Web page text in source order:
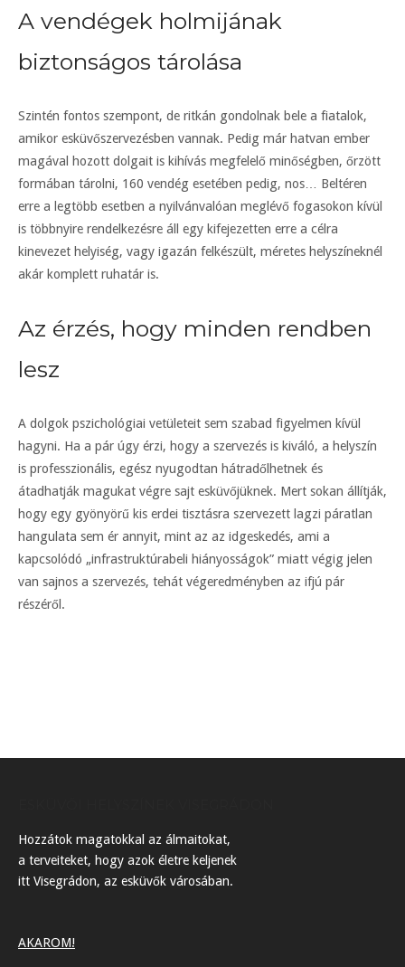
A vendégek holmijának
biztonságos tárolása
Szintén fontos szempont, de ritkán gondolnak bele a fiatalok,
amikor esküvőszervezésben vannak. Pedig már hatvan ember
magával hozott dolgait is kihívás megfelelő minőségben, őrzött
formában tárolni, 160 vendég esetében pedig, nos… Beltéren
erre a legtöbb esetben a nyilvánvalóan meglévő fogasokon kívül
is többnyire rendelkezésre áll egy kifejezetten erre a célra
kinevezet helyiség, vagy igazán felkészült, méretes helyszíneknél
akár komplett ruhatár is.
Az érzés, hogy minden rendben
lesz
A dolgok pszichológiai vetületeit sem szabad figyelmen kívül
hagyni. Ha a pár úgy érzi, hogy a szervezés is kiváló, a helyszín
is professzionális, egész nyugodtan hátradőlhetnek és
átadhatják magukat végre sajt esküvőjüknek. Mert sokan állítják,
hogy egy gyönyörű kis erdei tisztásra szervezett lagzi páratlan
hangulata sem ér annyit, mint az az idgeskedés, ami a
kapcsolódó „infrastruktúrabeli hiányosságok” miatt végig jelen
van sajnos a szervezés, tehát végeredményben az ifjú pár
részéről.
Hozzátok magatokkal az álmaitokat,
a terveiteket, hogy azok életre keljenek
itt Visegrádon, az esküvők városában.
AKAROM!